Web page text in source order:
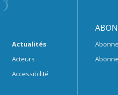
Actualités
Acteurs
Accessibilité